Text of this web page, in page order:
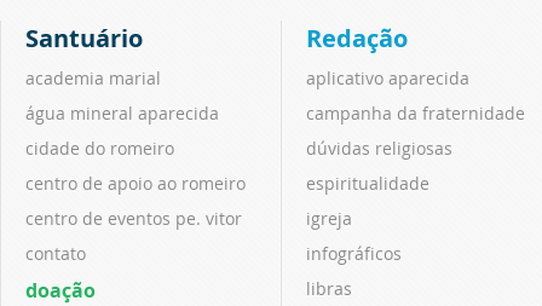
Santuário
academia marial
água mineral aparecida
cidade do romeiro
centro de apoio ao romeiro
centro de eventos pe. vitor
contato
doação
Redação
aplicativo aparecida
campanha da fraternidade
dúvidas religiosas
espiritualidade
igreja
infográficos
libras